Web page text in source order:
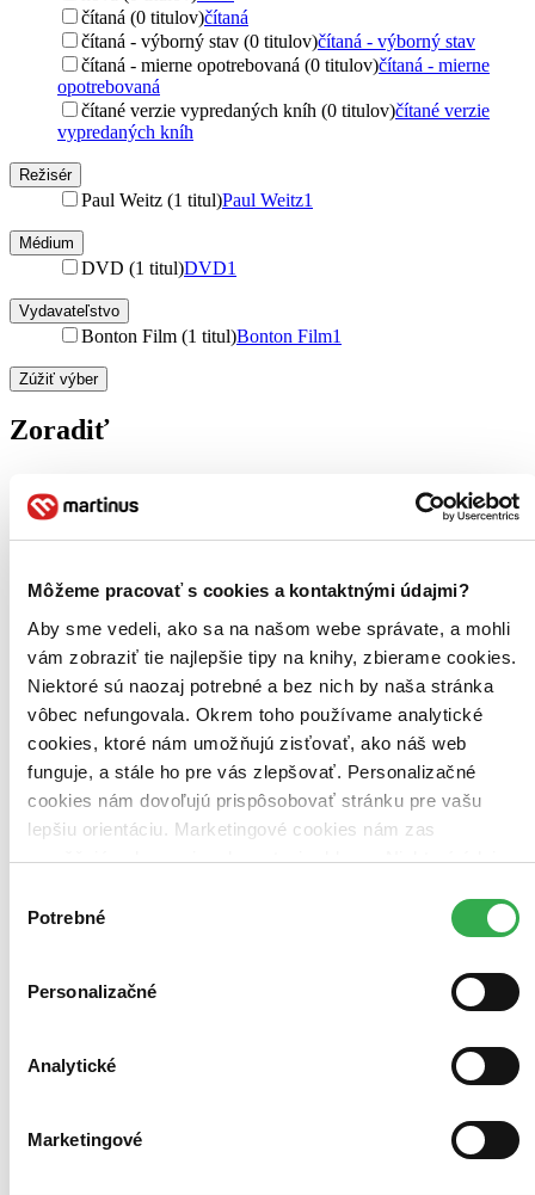
Môžeme pracovať s cookies a kontaktnými údajmi?
Aby sme vedeli, ako sa na našom webe správate, a mohli
vám zobraziť tie najlepšie tipy na knihy, zbierame cookies.
Niektoré sú naozaj potrebné a bez nich by naša stránka
vôbec nefungovala. Okrem toho používame analytické
cookies, ktoré nám umožňujú zisťovať, ako náš web
funguje, a stále ho pre vás zlepšovať. Personalizačné
cookies nám dovoľujú prispôsobovať stránku pre vašu
lepšiu orientáciu. Marketingové cookies nám zas
umožňujú zobrazenie relevantnej reklamy. Niektoré údaje
keby sme mohli používať všetky tieto cookies. Ďakujeme!
súhlasu
Potrebné
Personalizačné
Analytické
Marketingové
čítaná (0 titulov)čítaná
čítaná - výborný stav (0 titulov)čítaná - výborný stav
čítaná - mierne opotrebovaná (0 titulov)čítaná - mierne
opotrebovaná
čítané verzie vypredaných kníh (0 titulov)čítané verzie
vypredaných kníh
Režisér
Paul Weitz (1 titul)Paul Weitz1
Médium
DVD (1 titul)DVD1
Vydavateľstvo
Bonton Film (1 titul)Bonton Film1
Zúžiť výber
Zoradiť
Bestsellery
Novinky
Najdrahšie
Najlacnejšie
Najvyššia zľava
Použité filtre
Zrušiť filtre
Účinkuje Jessica CarlsonV ruskom jazyku